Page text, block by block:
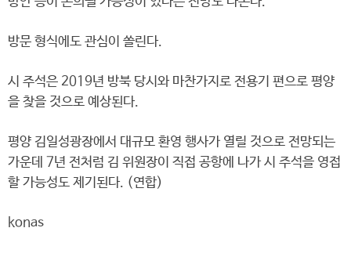
방문 형식에도 관심이 쏠린다.
시 주석은 2019년 방북 당시와 마찬가지로 전용기 편으로 평양
을 찾을 것으로 예상된다.
평양 김일성광장에서 대규모 환영 행사가 열릴 것으로 전망되는
가운데 7년 전처럼 김 위원장이 직접 공항에 나가 시 주석을 영접
할 가능성도 제기된다. (연합)
konas